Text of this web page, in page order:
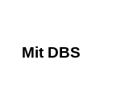
Mit DBS